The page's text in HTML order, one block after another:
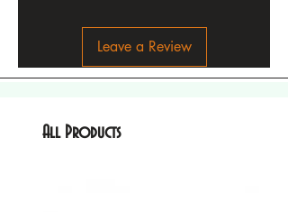
Leave a Review
All Products